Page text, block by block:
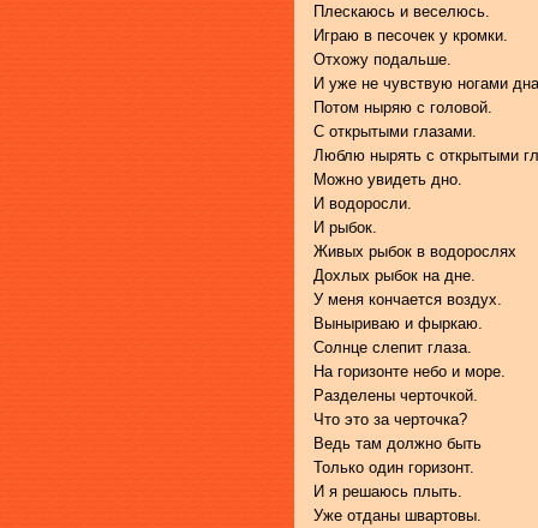
Плескаюсь и веселюсь.
Играю в песочек у кромки.
Отхожу подальше.
И уже не чувствую ногами
Потом ныряю с головой.
С открытыми глазами.
Люблю нырять с открытыми
Можно увидеть дно.
И водоросли.
И рыбок.
Живых рыбок в водорослях
Дохлых рыбок на дне.
У меня кончается воздух.
Выныриваю и фыркаю.
Солнце слепит глаза.
На горизонте небо и море.
Разделены черточкой.
Что это за черточка?
Ведь там должно быть
Только один горизонт.
И я решаюсь плыть.
Уже отданы швартовы.